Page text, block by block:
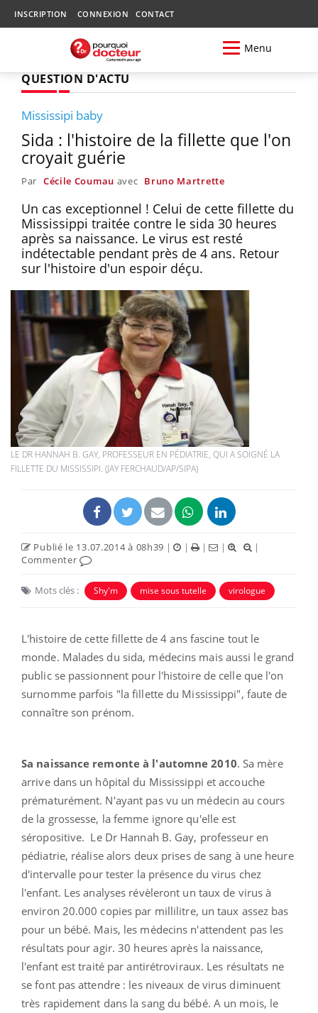
INSCRIPTION CONNEXION CONTACT
Menu
QUESTION D'ACTU
Mississipi baby
Sida : l'histoire de la fillette que l'on
croyait guérie
Par Cécile Coumau avec Bruno Martrette
Un cas exceptionnel ! Celui de cette fillette du
Mississippi traitée contre le sida 30 heures
après sa naissance. Le virus est resté
indétectable pendant près de 4 ans. Retour
sur l'histoire d'un espoir déçu.
LE DR HANNAH B. GAY, PROFESSEUR EN PÉDIATRIE, QUI A SOIGNÉ LA
FILLETTE DU MISSISSIPI. (JAY FERCHAUD/AP/SIPA)
Publié le 13.07.2014 à 08h39 | | | |
|
Commenter
Mots clés : Shy'm mise sous tutelle virologue
L'histoire de cette fillette de 4 ans fascine tout le
monde. Malades du sida, médecins mais aussi le grand
public se passionnent pour l'histoire de celle que l'on
surnomme parfois "la fillette du Mississippi", faute de
connaître son prénom.
Sa naissance remonte à l'automne 2010. Sa mère
arrive dans un hôpital du Mississippi et accouche
prématurément. N'ayant pas vu un médecin au cours
de la grossesse, la femme ignore qu'elle est
séropositive. Le Dr Hannah B. Gay, professeur en
pédiatrie, réalise alors deux prises de sang à une heure
d'intervalle pour tester la présence du virus chez
l'enfant. Les analyses révèleront un taux de virus à
environ 20.000 copies par millilitre, un taux assez bas
pour un bébé. Mais, les médecins n'attendent pas les
résultats pour agir. 30 heures après la naissance,
l'enfant est traité par antirétroviraux. Les résultats ne
se font pas attendre : les niveaux de virus diminuent
très rapidement dans la sang du bébé. A un mois, le